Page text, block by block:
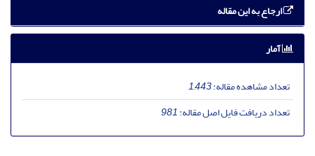
ارجاع به این مقاله
آمار
تعداد مشاهده مقاله:1,443
تعداد دریافت فایل اصل مقاله:981